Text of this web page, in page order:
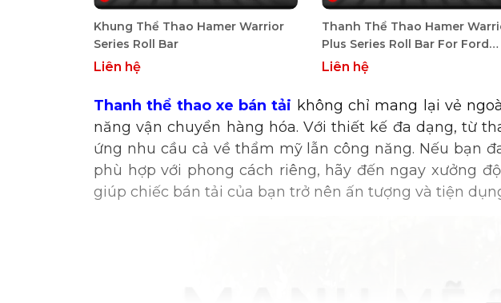
Khung Thể Thao Hamer Warrior
Series Roll Bar
Liên hệ
Thanh Thể Thao Hamer
Plus Series Roll Bar For Ford
Ranger 2022+ - Raptor Next
Liên hệ
Thanh thể thao xe bán tải không chỉ mang lại vẻ
năng vận chuyển hàng hóa. Với thiết kế đa dạng, từ
ứng nhu cầu cả về thẩm mỹ lẫn công năng. Nếu bạn
phù hợp với phong cách riêng, hãy đến ngay xưởng
giúp chiếc bán tải của bạn trở nên ấn tượng và tiện